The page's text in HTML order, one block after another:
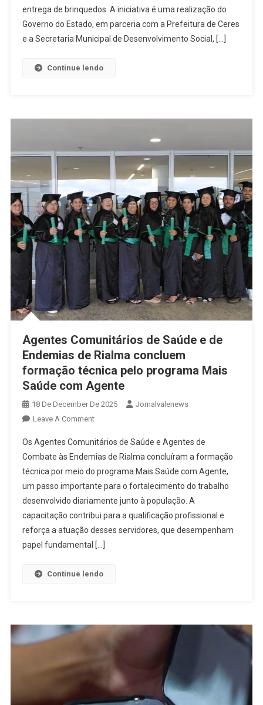
A
Ceres
Com
De
entrega de brinquedos. A iniciativa é uma realização do
Governo do Estado, em parceria com a Prefeitura de Ceres
e a Secretaria Municipal de Desenvolvimento Social, […]
Continue lendo
Agentes Comunitários de Saúde e de
Endemias de Rialma concluem
formação técnica pelo programa Mais
Saúde com Agente
18 De December De 2025
Jornalvalenews
Leave A CommentOn
Comunitários
De
Saúde
E
De
Endemias
De
Rialma
Saúde
Os Agentes Comunitários de Saúde e Agentes de
Combate às Endemias de Rialma concluíram a formação
técnica por meio do programa Mais Saúde com Agente,
um passo importante para o fortalecimento do trabalho
desenvolvido diariamente junto à população. A
capacitação contribui para a qualificação profissional e
reforça a atuação desses servidores, que desempenham
papel fundamental […]
Continue lendo